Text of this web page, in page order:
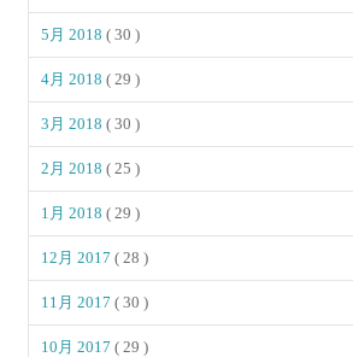
5月 2018( 30 )
4月 2018( 29 )
3月 2018( 30 )
2月 2018( 25 )
1月 2018( 29 )
12月 2017( 28 )
11月 2017( 30 )
10月 2017( 29 )